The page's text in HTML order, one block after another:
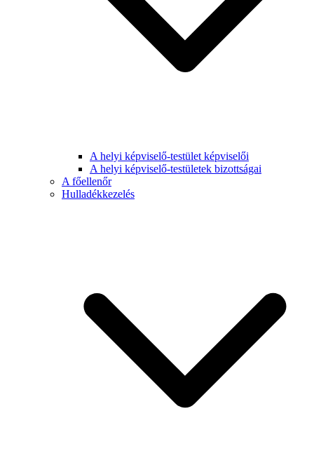
A helyi képviselő-testület képviselői
A helyi képviselő-testületek bizottságai
A főellenőr
Hulladékkezelés